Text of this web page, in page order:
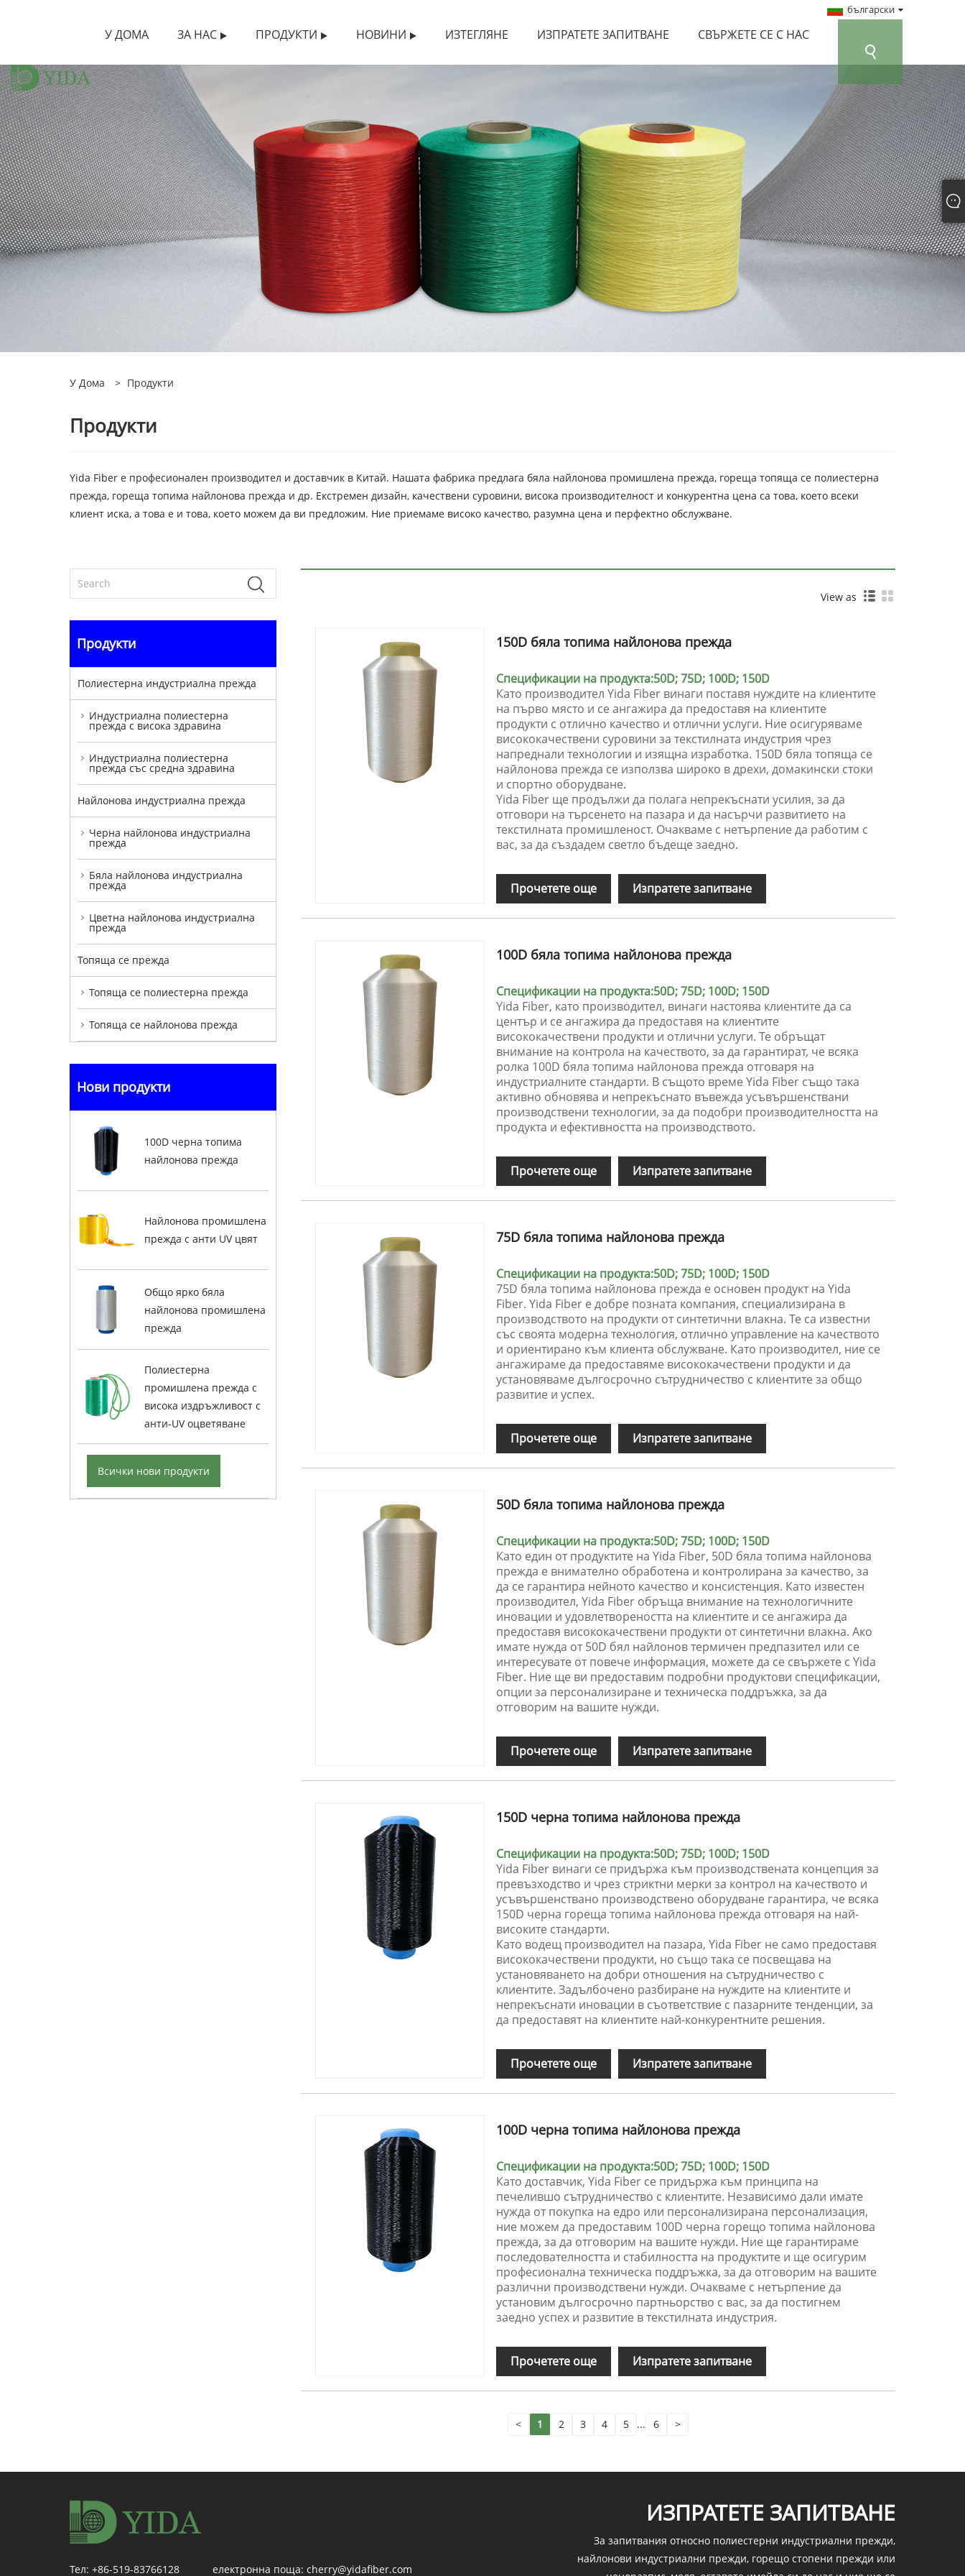
У ДОМА ЗА НАС ПРОДУКТИ НОВИНИ ИЗТЕГЛЯНЕ ИЗПРАТЕТЕ ЗАПИТВАНЕ СВЪРЖЕТЕ СЕ С НАС
български
У Дома > Продукти
Продукти
Yida Fiber е професионален производител и доставчик в Китай. Нашата фабрика предлага бяла найлонова промишлена прежда, гореща топяща се полиестерна
прежда, гореща топима найлонова прежда и др. Екстремен дизайн, качествени суровини, висока производителност и конкурентна цена са това, което всеки
клиент иска, а това е и това, което можем да ви предложим. Ние приемаме високо качество, разумна цена и перфектно обслужване.
Продукти
Полиестерна индустриална прежда
Индустриална полиестерна
прежда с висока здравина
Индустриална полиестерна
прежда със средна здравина
Найлонова индустриална прежда
Черна найлонова индустриална
прежда
Бяла найлонова индустриална
прежда
Цветна найлонова индустриална
прежда
Топяща се прежда
Топяща се полиестерна прежда
Топяща се найлонова прежда
Нови продукти
100D черна топима
найлонова прежда
Найлонова промишлена
прежда с анти UV цвят
Общо ярко бяла
найлонова промишлена
прежда
Полиестерна
промишлена прежда с
висока издръжливост с
анти-UV оцветяване
Всички нови продукти
View as
150D бяла топима найлонова прежда
Спецификации на продукта:50D; 75D; 100D; 150D
Като производител Yida Fiber винаги поставя нуждите на клиентите
на първо място и се ангажира да предоставя на клиентите
продукти с отлично качество и отлични услуги. Ние осигуряваме
висококачествени суровини за текстилната индустрия чрез
напреднали технологии и изящна изработка. 150D бяла топяща се
найлонова прежда се използва широко в дрехи, домакински стоки
и спортно оборудване.
Yida Fiber ще продължи да полага непрекъснати усилия, за да
отговори на търсенето на пазара и да насърчи развитието на
текстилната промишленост. Очакваме с нетърпение да работим с
вас, за да създадем светло бъдеще заедно.
Прочетете още Изпратете запитване
100D бяла топима найлонова прежда
Спецификации на продукта:50D; 75D; 100D; 150D
Yida Fiber, като производител, винаги настоява клиентите да са
център и се ангажира да предоставя на клиентите
висококачествени продукти и отлични услуги. Те обръщат
внимание на контрола на качеството, за да гарантират, че всяка
ролка 100D бяла топима найлонова прежда отговаря на
индустриалните стандарти. В същото време Yida Fiber също така
активно обновява и непрекъснато въвежда усъвършенствани
производствени технологии, за да подобри производителността на
продукта и ефективността на производството.
Прочетете още Изпратете запитване
75D бяла топима найлонова прежда
Спецификации на продукта:50D; 75D; 100D; 150D
75D бяла топима найлонова прежда е основен продукт на Yida
Fiber. Yida Fiber е добре позната компания, специализирана в
производството на продукти от синтетични влакна. Те са известни
със своята модерна технология, отлично управление на качеството
и ориентирано към клиента обслужване. Като производител, ние се
ангажираме да предоставяме висококачествени продукти и да
установяваме дългосрочно сътрудничество с клиентите за общо
развитие и успех.
Прочетете още Изпратете запитване
50D бяла топима найлонова прежда
Спецификации на продукта:50D; 75D; 100D; 150D
Като един от продуктите на Yida Fiber, 50D бяла топима найлонова
прежда е внимателно обработена и контролирана за качество, за
да се гарантира нейното качество и консистенция. Като известен
производител, Yida Fiber обръща внимание на технологичните
иновации и удовлетвореността на клиентите и се ангажира да
предоставя висококачествени продукти от синтетични влакна. Ако
имате нужда от 50D бял найлонов термичен предпазител или се
интересувате от повече информация, можете да се свържете с Yida
Fiber. Ние ще ви предоставим подробни продуктови спецификации,
опции за персонализиране и техническа поддръжка, за да
отговорим на вашите нужди.
Прочетете още Изпратете запитване
150D черна топима найлонова прежда
Спецификации на продукта:50D; 75D; 100D; 150D
Yida Fiber винаги се придържа към производствената концепция за
превъзходство и чрез стриктни мерки за контрол на качеството и
усъвършенствано производствено оборудване гарантира, че всяка
150D черна гореща топима найлонова прежда отговаря на най-
високите стандарти.
Като водещ производител на пазара, Yida Fiber не само предоставя
висококачествени продукти, но също така се посвещава на
установяването на добри отношения на сътрудничество с
клиентите. Задълбочено разбиране на нуждите на клиентите и
непрекъснати иновации в съответствие с пазарните тенденции, за
да предоставят на клиентите най-конкурентните решения.
Прочетете още Изпратете запитване
100D черна топима найлонова прежда
Спецификации на продукта:50D; 75D; 100D; 150D
Като доставчик, Yida Fiber се придържа към принципа на
печелившо сътрудничество с клиентите. Независимо дали имате
нужда от покупка на едро или персонализирана персонализация,
ние можем да предоставим 100D черна горещо топима найлонова
прежда, за да отговорим на вашите нужди. Ние ще гарантираме
последователността и стабилността на продуктите и ще осигурим
професионална техническа поддръжка, за да отговорим на вашите
различни производствени нужди. Очакваме с нетърпение да
установим дългосрочно партньорство с вас, за да постигнем
заедно успех и развитие в текстилната индустрия.
Прочетете още Изпратете запитване
< 1 2 3 4 5 ... 6 >
Тел: +86-519-83766128 електронна поща: cherry@yidafiber.com
ИЗПРАТЕТЕ ЗАПИТВАНЕ
За запитвания относно полиестерни индустриални прежди,
найлонови индустриални прежди, горещо стопени прежди или